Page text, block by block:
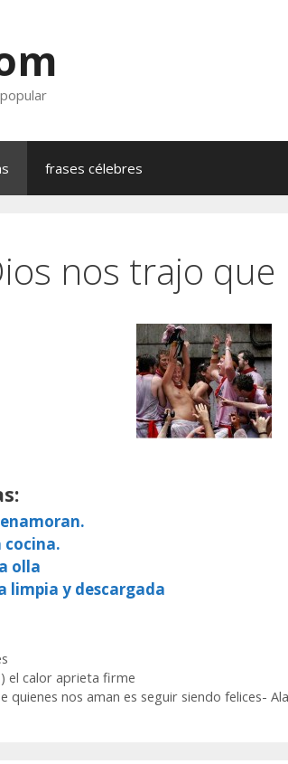
frases célebres
nos trajo
cocina.
olla
limpia y descargada
el calor aprieta firme
nos aman es seguir siendo felices-